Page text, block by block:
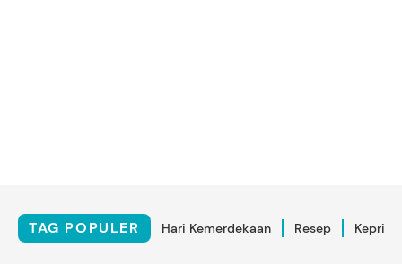
TAG POPULER Hari Kemerdekaan Resep